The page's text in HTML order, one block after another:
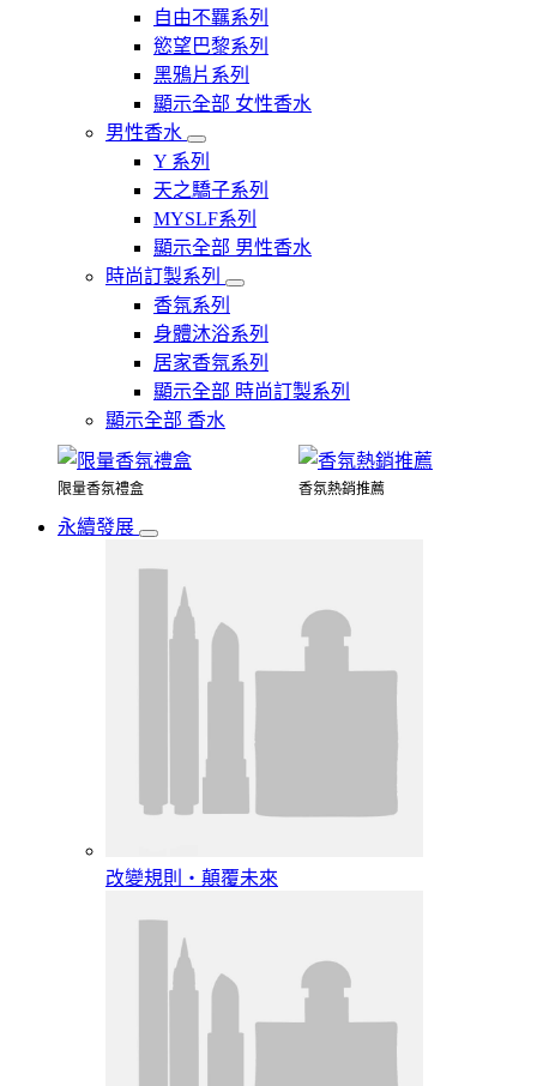
自由不羈系列
慾望巴黎系列
黑鴉片系列
顯示全部 女性香水
男性香水
Y 系列
天之驕子系列
MYSLF系列
顯示全部 男性香水
時尚訂製系列
香氛系列
身體沐浴系列
居家香氛系列
顯示全部 時尚訂製系列
顯示全部 香水
限量香氛禮盒 香氛熱銷推薦
永續發展
改變規則‧顛覆未來